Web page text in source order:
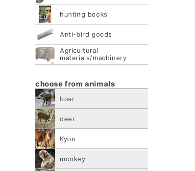
hunting books
Anti-bird goods
Agricultural
materials/machinery
choose from animals
boar
deer
Kyon
monkey